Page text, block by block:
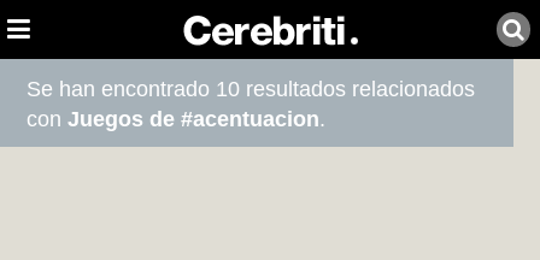
Se han encontrado 10 resultados relacionados
conJuegos de #acentuacion.